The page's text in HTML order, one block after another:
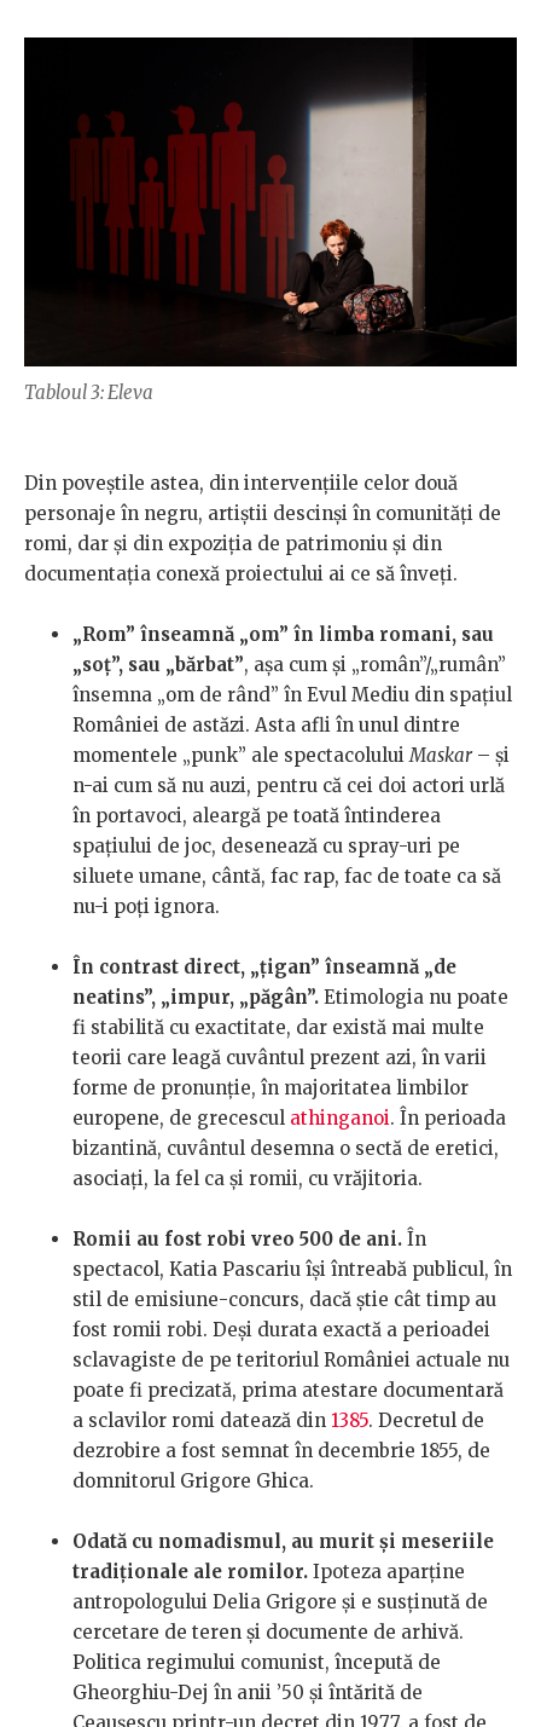
Tabloul 3: Eleva
Din poveștile astea, din intervențiile celor două
personaje în negru, artiștii descinși în comunități de
romi, dar și din expoziția de patrimoniu și din
documentația conexă proiectului ai ce să înveți.
„Rom” înseamnă „om” în limba romani, sau
„soț”, sau „bărbat”, așa cum și „român”/„rumân”
însemna „om de rând” în Evul Mediu din spațiul
României de astăzi. Asta afli în unul dintre
momentele „punk” ale spectacolului Maskar– și
n-ai cum să nu auzi, pentru că cei doi actori urlă
în portavoci, aleargă pe toată întinderea
spațiului de joc, desenează cu spray-uri pe
siluete umane, cântă, fac rap, fac de toate ca să
nu-i poți ignora.
În contrast direct, „țigan” înseamnă „de
neatins”, „impur, „păgân”. Etimologia nu poate
fi stabilită cu exactitate, dar există mai multe
teorii care leagă cuvântul prezent azi, în varii
forme de pronunție, în majoritatea limbilor
europene, de grecescul athinganoi. În perioada
bizantină, cuvântul desemna o sectă de eretici,
asociați, la fel ca și romii, cu vrăjitoria.
Romii au fost robi vreo 500 de ani. În
spectacol, Katia Pascariu își întreabă publicul, în
stil de emisiune-concurs, dacă știe cât timp au
fost romii robi. Deși durata exactă a perioadei
sclavagiste de pe teritoriul României actuale nu
poate fi precizată, prima atestare documentară
a sclavilor romi datează din 1385. Decretul de
dezrobire a fost semnat în decembrie 1855, de
domnitorul Grigore Ghica.
Odată cu nomadismul, au murit și meseriile
tradiționale ale romilor. Ipoteza aparține
antropologului Delia Grigore și e susținută de
cercetare de teren și documente de arhivă.
Politica regimului comunist, începută de
Gheorghiu-Dej în anii ’50 și întărită de